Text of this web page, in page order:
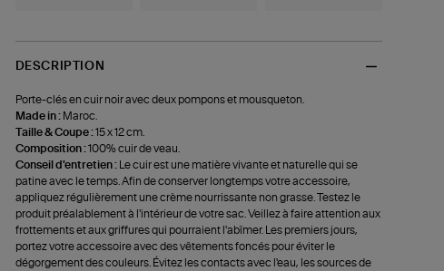
DESCRIPTION
Porte-clés en cuir noir avec deux pompons et mousqueton.
Made in : Maroc.
Taille & Coupe :15 x 12 cm.
Composition :100% cuir de veau.
Conseil d'entretien :
Le cuir est une matière vivante et naturelle qui se
patine avec le temps. Afin de conserver longtemps votre accessoire,
appliquez régulièrement une crème nourrissante non grasse. Testez le
produit préalablement à l'intérieur de votre sac. Veillez à faire attention aux
frottements et aux griffures qui pourraient l'abîmer. Les premiers jours,
portez votre accessoire avec des vêtements foncés pour éviter le
dégorgement des couleurs. Évitez les contacts avec l'eau, les sources de